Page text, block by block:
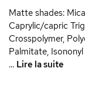
Matte shades:
Caprylic/capric
Crosspolymer,
Palmitate,
... Lire la suite